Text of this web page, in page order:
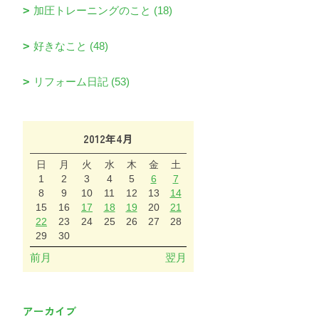
加圧トレーニングのこと (18)
好きなこと (48)
リフォーム日記 (53)
2012年4月
日 月 火 水 木 金
土
1
2 3 4 5 6
7
8
9 10 11 12 13
14
15
16 17 18 19 20
21
22
23 24 25 26 27
28
29
30
前月 翌月
アーカイブ